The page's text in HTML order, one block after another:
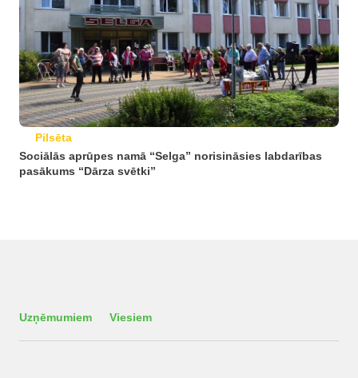
Pilsēta
Sociālās aprūpes namā “Selga” norisināsies labdarības
pasākums “Dārza svētki”
Uzņēmumiem Viesiem